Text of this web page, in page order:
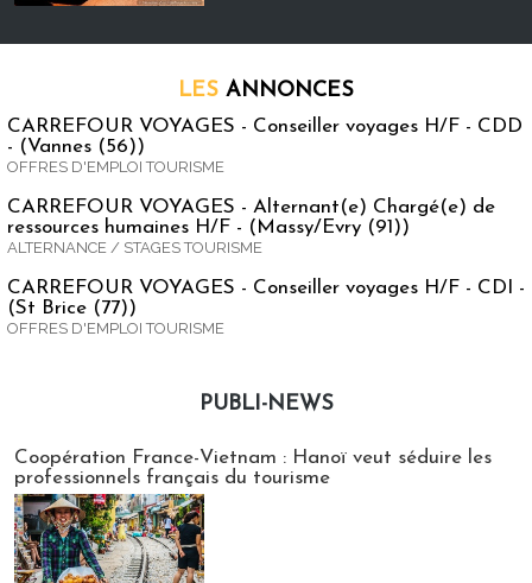
LES ANNONCES
CARREFOUR VOYAGES - Conseiller voyages H/F - CDD
- (Vannes (56))
OFFRES D'EMPLOI TOURISME
CARREFOUR VOYAGES - Alternant(e) Chargé(e) de
ressources humaines H/F - (Massy/Evry (91))
ALTERNANCE / STAGES TOURISME
CARREFOUR VOYAGES - Conseiller voyages H/F - CDI -
(St Brice (77))
OFFRES D'EMPLOI TOURISME
PUBLI-NEWS
Coopération France-Vietnam : Hanoï veut séduire les
professionnels français du tourisme